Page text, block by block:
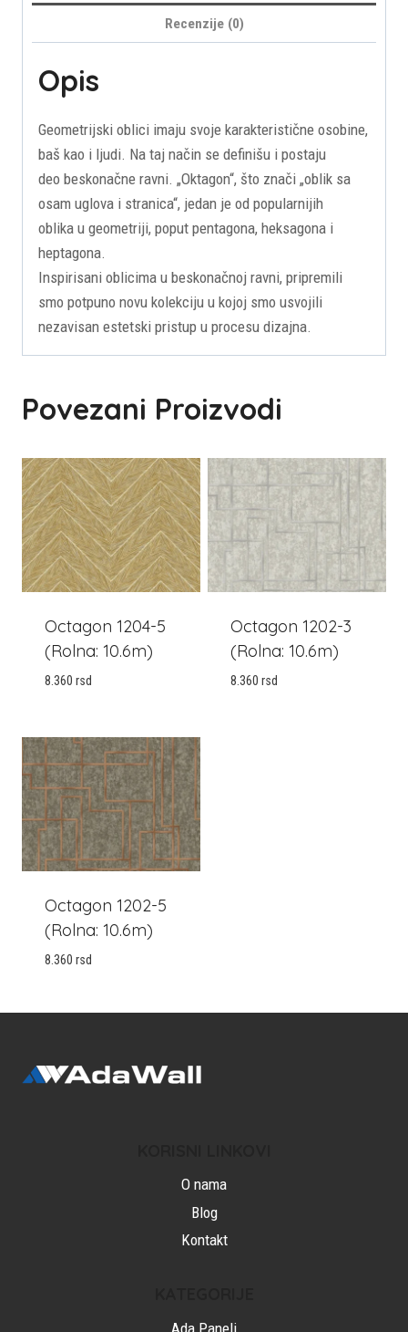
Recenzije (0)
Opis
Geometrijski oblici imaju svoje karakteristične osobine,
baš kao i ljudi. Na taj način se definišu i postaju
deo beskonačne ravni. „Oktagon“, što znači „oblik sa
osam uglova i stranica“, jedan je od popularnijih
oblika u geometriji, poput pentagona, heksagona i
heptagona.
Inspirisani oblicima u beskonačnoj ravni, pripremili
smo potpuno novu kolekciju u kojoj smo usvojili
nezavisan estetski pristup u procesu dizajna.
Povezani Proizvodi
Octagon 1204-5
(rolna: 10.6m)
8.360 rsd
Octagon 1202-3
(rolna: 10.6m)
8.360 rsd
Octagon 1202-5
(rolna: 10.6m)
8.360 rsd
O nama
Blog
Kontakt
Ada Paneli